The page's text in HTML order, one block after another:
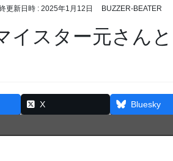
更新日時 : 2025年1月12日 BUZZER-BEATER
イスター元さん
X Bluesky